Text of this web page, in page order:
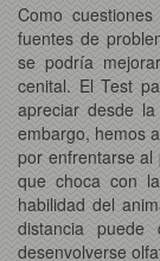
Como
fuentes de
se podría
cenital. El Test
apreciar desde
embargo, hemos
por enfrentarse
que choca con
habilidad del
distancia puede
desenvolverse